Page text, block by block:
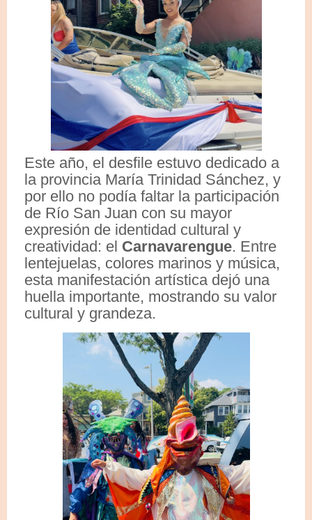
Este año, el desfile estuvo dedicado a
la provincia María Trinidad Sánchez, y
por ello no podía faltar la participación
de Río San Juan con su mayor
expresión de identidad cultural y
creatividad: el Carnavarengue. Entre
lentejuelas, colores marinos y música,
esta manifestación artística dejó una
huella importante, mostrando su valor
cultural y grandeza.